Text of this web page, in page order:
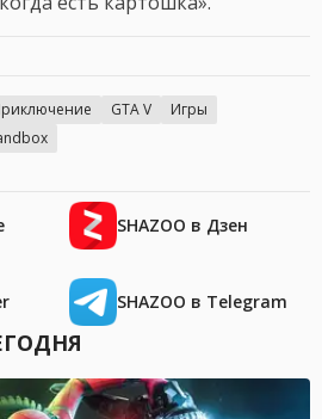
GTA V
Игры
SHAZOO в Дзен
SHAZOO в Telegram